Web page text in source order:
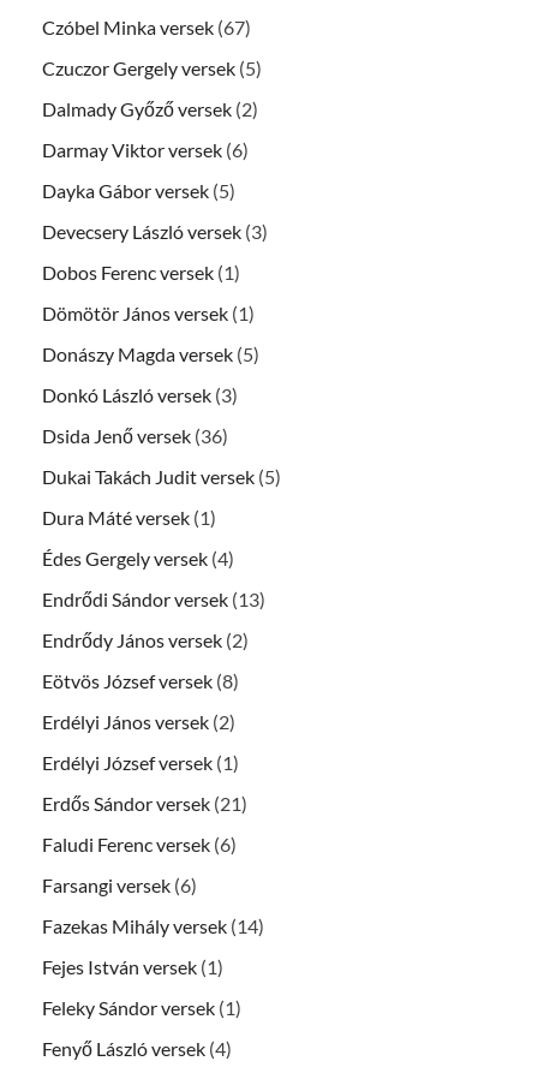
Czóbel Minka versek (67)
Czuczor Gergely versek (5)
Dalmady Győző versek (2)
Darmay Viktor versek (6)
Dayka Gábor versek (5)
Devecsery László versek (3)
Dobos Ferenc versek (1)
Dömötör János versek (1)
Donászy Magda versek (5)
Donkó László versek (3)
Dsida Jenő versek (36)
Dukai Takách Judit versek (5)
Dura Máté versek (1)
Édes Gergely versek (4)
Endrődi Sándor versek (13)
Endrődy János versek (2)
Eötvös József versek (8)
Erdélyi János versek (2)
Erdélyi József versek (1)
Erdős Sándor versek (21)
Faludi Ferenc versek (6)
Farsangi versek (6)
Fazekas Mihály versek (14)
Fejes István versek (1)
Feleky Sándor versek (1)
Fenyő László versek (4)